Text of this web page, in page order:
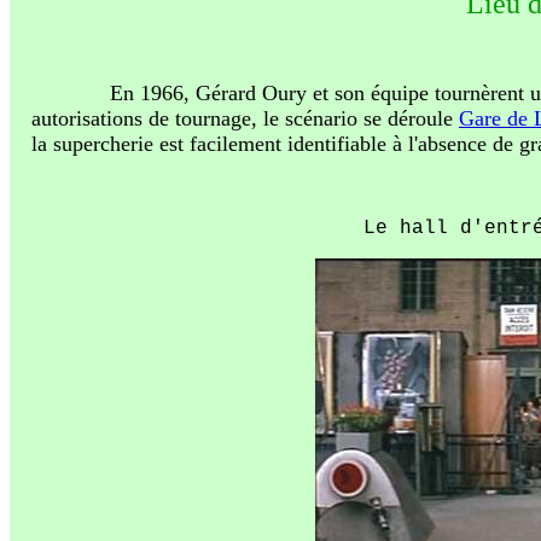
En 1966, Gérard Oury et son équipe tournèrent
autorisations de tournage, le scénario se déroule Gare de
la supercherie est facilement identifiable à l'absence de
Le hall